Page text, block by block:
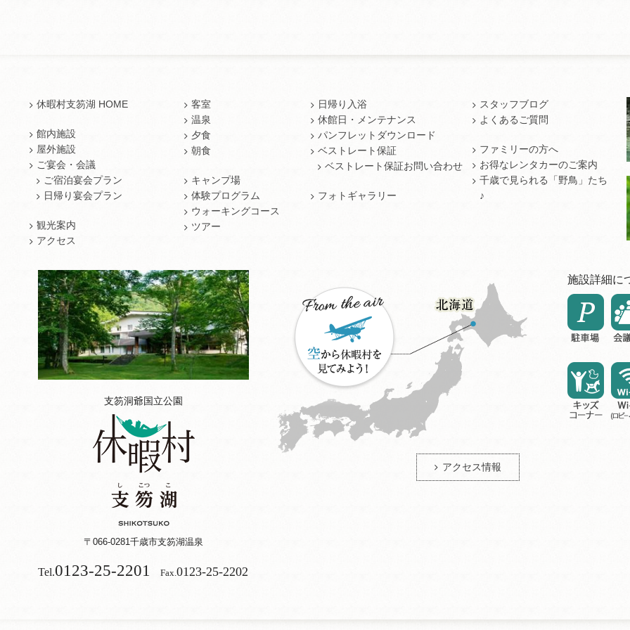
休暇村支笏湖 HOME
館内施設
屋外施設
ご宴会・会議
ご宿泊宴会プラン
日帰り宴会プラン
観光案内
アクセス
客室
温泉
夕食
朝食
キャンプ場
体験プログラム
ウォーキングコース
ツアー
日帰り入浴
休館日・メンテナンス
パンフレットダウンロード
ベストレート保証
ベストレート保証お問い合わせ
フォトギャラリー
スタッフブログ
よくあるご質問
ファミリーの方へ
お得なレンタカーのご案内
千歳で見られる「野鳥」たち
♪
支笏洞爺国立公園
〒066-0281千歳市支笏湖温泉
Tel.0123-25-2201 Fax. 0123-25-2202
アクセス情報
施設詳細に